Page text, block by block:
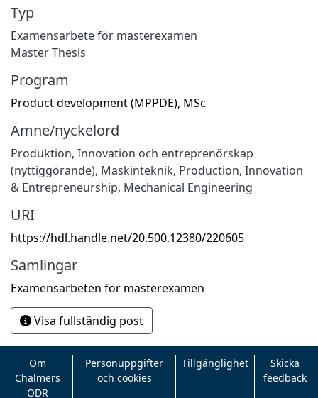
Typ
Examensarbete för masterexamen
Master Thesis
Program
Product development (MPPDE), MSc
Ämne/nyckelord
Produktion, Innovation och entreprenörskap
(nyttiggörande), Maskinteknik, Production, Innovation
& Entrepreneurship, Mechanical Engineering
URI
https://hdl.handle.net/20.500.12380/220605
Samlingar
Examensarbeten för masterexamen
Visa fullständig post
Om
Chalmers
ODR
Personuppgifter
och cookies
Tillgänglighet
Skicka
feedback